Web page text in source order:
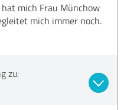
mich Frau Münchow
mich immer noch.
zu: